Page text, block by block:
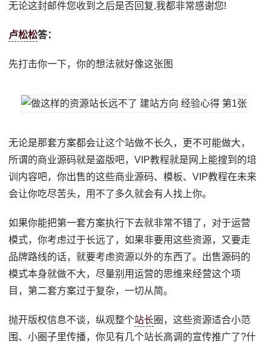
无论这封邮件您收到之后是否回复,我都非常感谢您!
卢松松答：
先打击你一下，你的想法就好像这张图
无论是那套方案都会让这个站做不长久，更不可能做大，
所谓的商业源码就是盗版吧，VIP教程就是网上能搜到的培
训内容吧，你出售的这些商业源码、模板、VIP教程在未来
会让你吃尽苦头，用不了多久就会有人找上你。
如果你能把第一套方案执行下去就非常不错了，对于运营
模式，你考虑过于长远了，如果非要用这些资源，又要走
品牌路线的话，就要考虑资源以外的东西了。出售源码的
模式本身就做不大，尽量别用运营的思维来经营这个项
目，第二套方案过于复杂，一切从简。
抛开版权信息不谈，纵观整个站长圈，这些资源适合小范
围、小圈子里传播，你见有几个站长高调的宣传推广了?什